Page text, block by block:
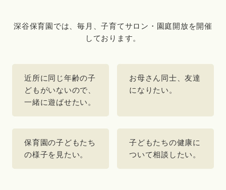
深谷保育園では、毎月、子育てサロン・園庭開放を開催
しております。
近所に同じ年齢の子
どもがいないので、
一緒に遊ばせたい。
お母さん同士、友達
になりたい。
保育園の子どもたち
の様子を見たい。
子どもたちの健康に
ついて相談したい。